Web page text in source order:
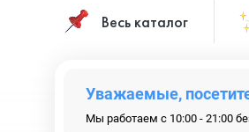
Весь каталог
Уважаемые,
Мы работаем с 10:00 - 21:00